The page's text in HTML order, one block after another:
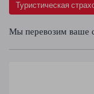
Туристическая
Мы перевозим ваше